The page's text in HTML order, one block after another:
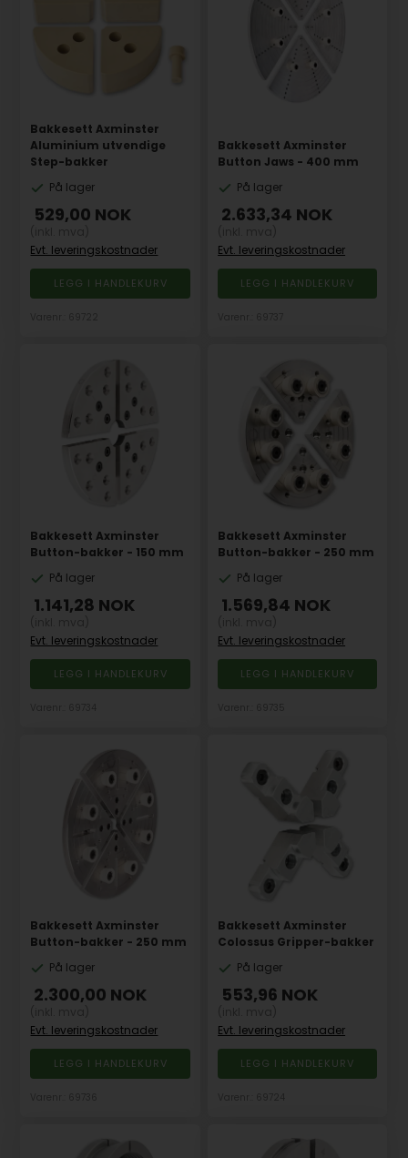
Bakkesett Axminster
Aluminium utvendige
Step-bakker
På lager
529,00 NOK
Evt. leveringskostnader
Bakkesett Axminster
Button Jaws - 400 mm
På lager
2.633,34 NOK
Evt. leveringskostnader
Bakkesett Axminster
Button-bakker - 150 mm
På lager
1.141,28 NOK
Evt. leveringskostnader
Bakkesett Axminster
Button-bakker - 250 mm
På lager
1.569,84 NOK
Evt. leveringskostnader
Bakkesett Axminster
Button-bakker - 250 mm
På lager
2.300,00 NOK
Evt. leveringskostnader
Bakkesett Axminster
Colossus Gripper-bakker
På lager
553,96 NOK
Evt. leveringskostnader